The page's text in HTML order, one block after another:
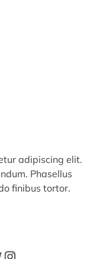
adipiscing elit.
Phasellus
finibus tortor.